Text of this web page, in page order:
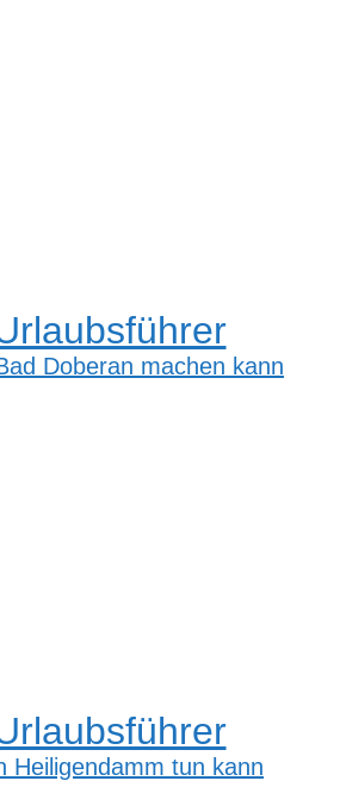
Doberan machen kann
Heiligendamm tun kann